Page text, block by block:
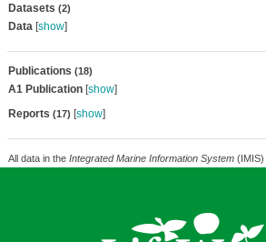
Datasets (2)
Data[show]
Publications (18)
A1 Publication[show]
Reports (17) [show]
All data in the Integrated Marine Information System(IMIS)